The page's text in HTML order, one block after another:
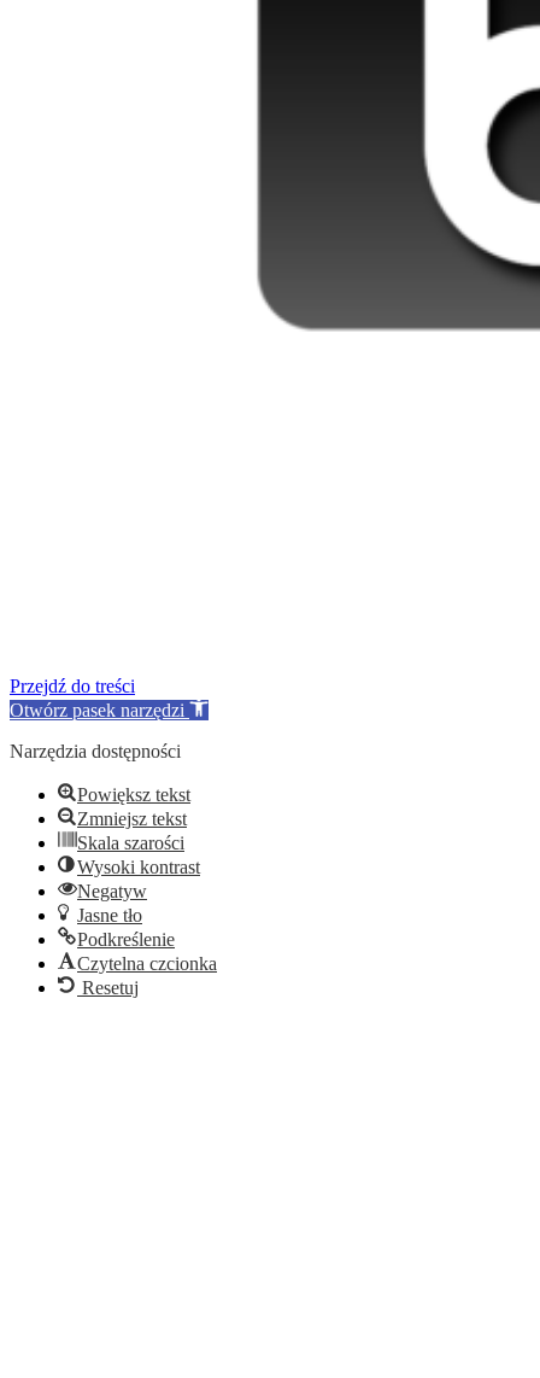
Przejdź do treści
Otwórz pasek narzędzi
Narzędzia dostępności
Powiększ tekst
Zmniejsz tekst
Skala szarości
Wysoki kontrast
Negatyw
Jasne tło
Podkreślenie
Czytelna czcionka
Resetuj